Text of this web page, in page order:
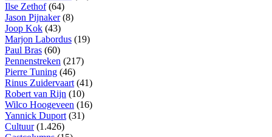
Ilse Zethof(64)
Jason Pijnaker(8)
Joop Kok (43)
Marjon Labordus (19)
Paul Bras (60)
Pennenstreken (217)
Pierre Tuning (46)
Rinus Zuidervaart (41)
Robert van Rijn (10)
Wilco Hoogeveen (16)
Yannick Duport (31)
Cultuur(1.426)